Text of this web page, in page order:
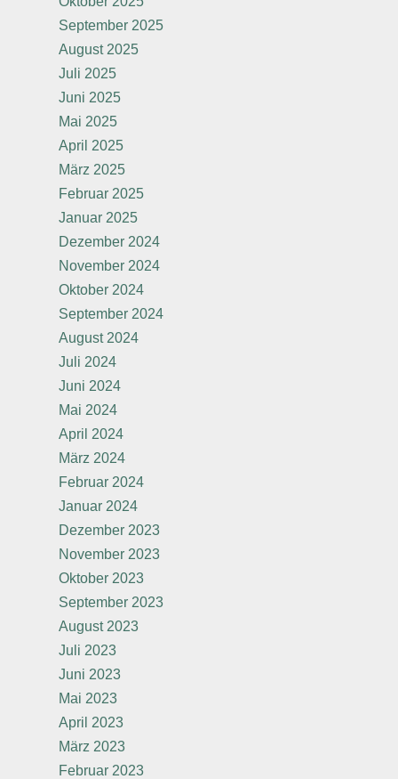
September 2025
August 2025
Juli 2025
Juni 2025
Mai 2025
April 2025
März 2025
Februar 2025
Januar 2025
Dezember 2024
November 2024
Oktober 2024
September 2024
August 2024
Juli 2024
Juni 2024
Mai 2024
April 2024
März 2024
Februar 2024
Januar 2024
Dezember 2023
November 2023
Oktober 2023
September 2023
August 2023
Juli 2023
Juni 2023
Mai 2023
April 2023
März 2023
Februar 2023